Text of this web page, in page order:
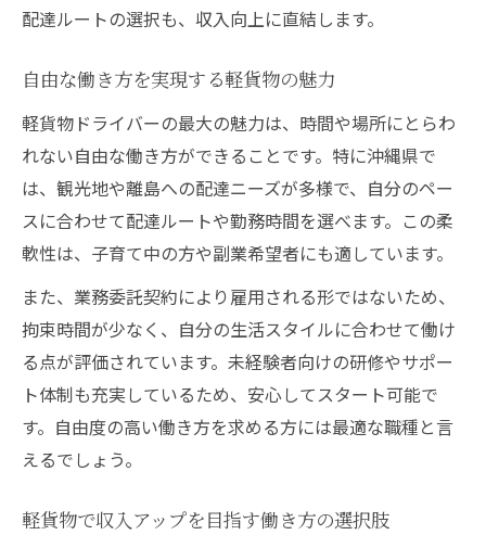
副業やWワークにも適した軽貨物配送
軽貨物配送が副業に選ばれる理由
Wワークで稼ぎやすい軽貨物の働き方
柔軟なシフトで実現する副業軽貨物ライフ
副業初心者が知っておきたい軽貨物ポイン
高単価軽貨物案件の選び方比較表
成功者が実践する軽貨物案件の見極め術
高収入を得るための業務委託案件分析
軽貨物で失敗しない案件選びのコツ
高単価案件の落とし穴と対策ポイント
配達ルートの選択も、収入向上に直結します。
自由な働き方を実現する軽貨物の魅力
軽貨物ドライバーの最大の魅力は、時間や場所にとらわ
れない自由な働き方ができることです。特に沖縄県で
は、観光地や離島への配達ニーズが多様で、自分のペー
スに合わせて配達ルートや勤務時間を選べます。この柔
軟性は、子育て中の方や副業希望者にも適しています。
また、業務委託契約により雇用される形ではないため、
拘束時間が少なく、自分の生活スタイルに合わせて働け
る点が評価されています。未経験者向けの研修やサポー
ト体制も充実しているため、安心してスタート可能で
す。自由度の高い働き方を求める方には最適な職種と言
えるでしょう。
軽貨物で収入アップを目指す働き方の選択肢